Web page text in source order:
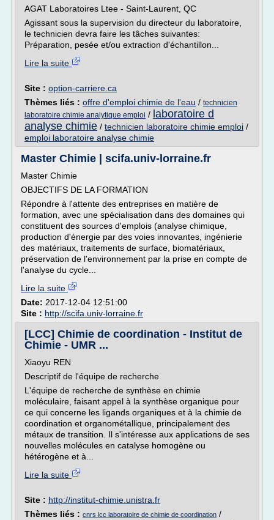
AGAT Laboratoires Ltee - Saint-Laurent, QC
Agissant sous la supervision du directeur du laboratoire,
le technicien devra faire les tâches suivantes:
Préparation, pesée et/ou extraction d'échantillon...
Lire la suite
Site : option-carriere.ca
Thèmes liés : offre d'emploi chimie de l'eau / technicien
laboratoire chimie analytique emploi / laboratoire d
analyse chimie / technicien laboratoire chimie emploi /
emploi laboratoire analyse chimie
Master Chimie | scifa.univ-lorraine.fr
Master Chimie
OBJECTIFS DE LA FORMATION
Répondre à l'attente des entreprises en matière de
formation, avec une spécialisation dans des domaines qui
constituent des sources d'emplois (analyse chimique,
production d'énergie par des voies innovantes, ingénierie
des matériaux, traitements de surface, biomatériaux,
préservation de l'environnement par la prise en compte de
l'analyse du cycle...
Lire la suite
Date: 2017-12-04 12:51:00
Site : http://scifa.univ-lorraine.fr
[LCC] Chimie de coordination - Institut de
Chimie - UMR ...
Xiaoyu REN
Descriptif de l'équipe de recherche
L'équipe de recherche de synthèse en chimie
moléculaire, faisant appel à la synthèse organique pour
ce qui concerne les ligands organiques et à la chimie de
coordination et organométallique, principalement des
métaux de transition. Il s'intéresse aux applications de ses
nouvelles molécules en catalyse homogène ou
hétérogène et à...
Lire la suite
Site : http://institut-chimie.unistra.fr
Thèmes liés : cnrs lcc laboratoire de chimie de coordination /